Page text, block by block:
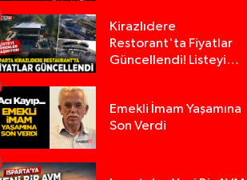
Kirazlıdere
Restorant'ta Fiyatlar
Güncellendi! Listeyi
Emekli İmam Yaşamına
Son Verdi